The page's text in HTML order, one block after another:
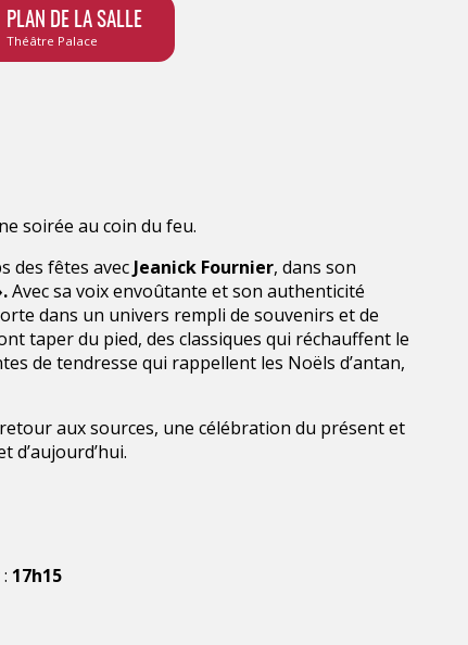
PLAN DE LA SALLE
Théâtre Palace
soirée au coin du feu.
des fêtes avec Jeanick Fournier, dans son
Avec sa voix envoûtante et son authenticité
dans un univers rempli de souvenirs et de
taper du pied, des classiques qui réchauffent le
de tendresse qui rappellent les Noëls d’antan,
retour aux sources, une célébration du présent et
d’aujourd’hui.
17h15